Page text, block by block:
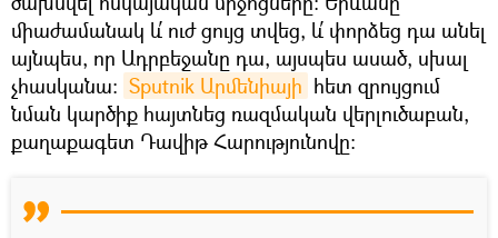
միաժամանակ և՛ ուժ ցույց տվեց, և՛ փորձեց դա անել
այնպես, որ Ադրբեջանը դա, այսպես ասած, սխալ
չհասկանա։ Sputnik Արմենիայի հետ զրույցում
նման կարծիք հայտնեց ռազմական վերլուծաբան,
քաղաքագետ Դավիթ Հարությունովը։